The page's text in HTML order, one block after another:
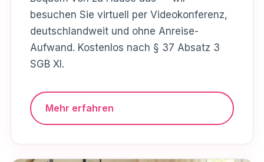
besuchen Sie virtuell per Videokonferenz,
deutschlandweit und ohne Anreise-
Aufwand. Kostenlos nach § 37 Absatz 3
SGB XI.
Mehr erfahren